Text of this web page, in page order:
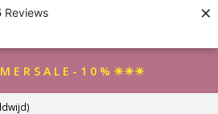
Reviews ×
E R S A L E - 1 0 % ☀☀☀